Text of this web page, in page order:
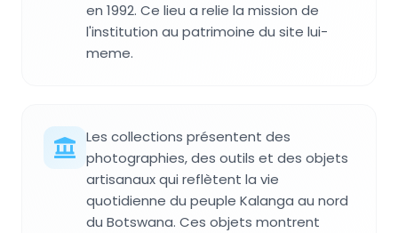
en 1992. Ce lieu a relie la mission de
l'institution au patrimoine du site lui-
meme.
Les collections présentent des
photographies, des outils et des objets
artisanaux qui reflètent la vie
quotidienne du peuple Kalanga au nord
du Botswana. Ces objets montrent